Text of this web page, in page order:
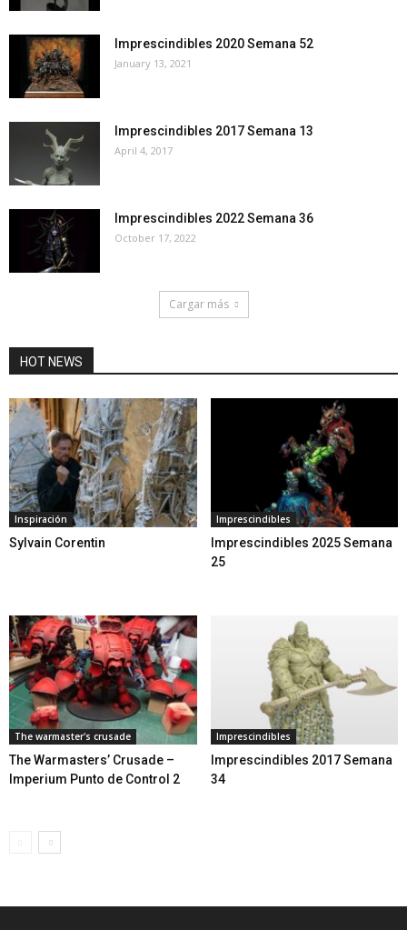
Imprescindibles 2020 Semana 52
January 13, 2021
Imprescindibles 2017 Semana 13
April 4, 2017
Imprescindibles 2022 Semana 36
October 17, 2022
Cargar más
HOT NEWS
Inspiración
Sylvain Corentin
Imprescindibles
Imprescindibles 2025 Semana
25
The warmaster's crusade
The Warmasters’ Crusade –
Imperium Punto de Control 2
Imprescindibles
Imprescindibles 2017 Semana
34